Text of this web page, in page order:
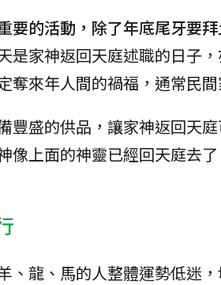
要的活動，除了年底尾牙要
是家神返回天庭述職的日子
奪來年人間的禍福，通常民
豐盛的供品，讓家神返回天
像上面的神靈已經回天庭去
、龍、馬的人整體運勢低迷